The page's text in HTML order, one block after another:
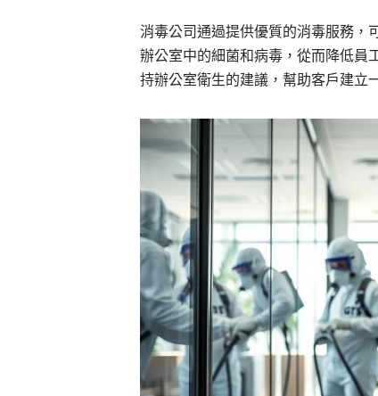
消毒公司通過提供優質的消毒服務，
辦公室中的細菌和病毒，從而降低員
持辦公室衛生的建議，幫助客戶建立